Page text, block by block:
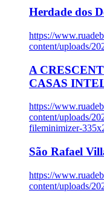
Herdade dos
https://
content/uploads/
A
CASAS
https://
content/uploads/
fileminimizer-
São Rafael
https://
content/uploads/